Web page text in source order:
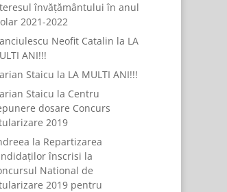
învățământului în anul
2021-2022
Neofit Catalin la LA
ANI!!!
Staicu la LA MULTI ANI!!!
Staicu la Centru
dosare Concurs
2019
la Repartizarea
înscrisi la
National de
2019 pentru